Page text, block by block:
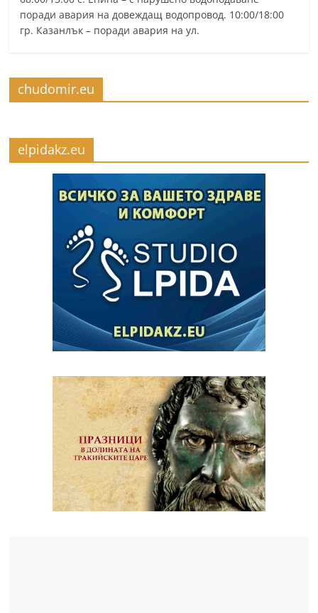
поради авария на довеждащ водопровод. 10:00/18:00
гр. Казанлък – поради авария на ул.
chudomir.eu
elpidakz.eu